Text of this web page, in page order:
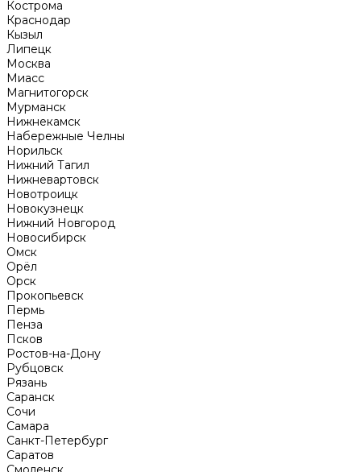
Кострома
Краснодар
Кызыл
Липецк
Москва
Миасс
Магнитогорск
Мурманск
Нижнекамск
Набережные Челны
Норильск
Нижний Тагил
Нижневартовск
Новотроицк
Новокузнецк
Нижний Новгород
Новосибирск
Омск
Орёл
Орск
Прокопьевск
Пермь
Пенза
Псков
Ростов-на-Дону
Рубцовск
Рязань
Саранск
Сочи
Самара
Санкт-Петербург
Саратов